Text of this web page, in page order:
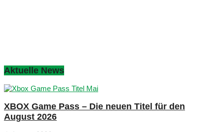
Aktuelle News
XBOX Game Pass – Die neuen Titel für den
August 2026